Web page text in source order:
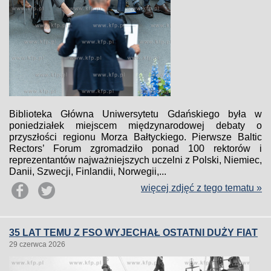
Biblioteka Główna Uniwersytetu Gdańskiego była w
poniedziałek miejscem międzynarodowej debaty o
przyszłości regionu Morza Bałtyckiego. Pierwsze Baltic
Rectors’ Forum zgromadziło ponad 100 rektorów i
reprezentantów najważniejszych uczelni z Polski, Niemiec,
Danii, Szwecji, Finlandii, Norwegii,...
więcej zdjęć z tego tematu »
35 LAT TEMU Z FSO WYJECHAŁ OSTATNI DUŻY FIAT
29 czerwca 2026